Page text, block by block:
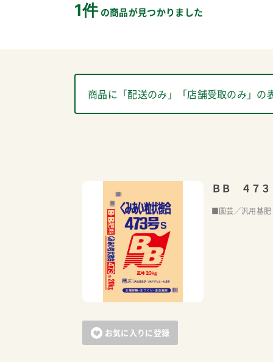
1件 の商品が見つかりました
商品に「配送のみ」「店舗受取のみ」
お気に入りに登録
ＢＢ ４７
■園芸／汎用基肥